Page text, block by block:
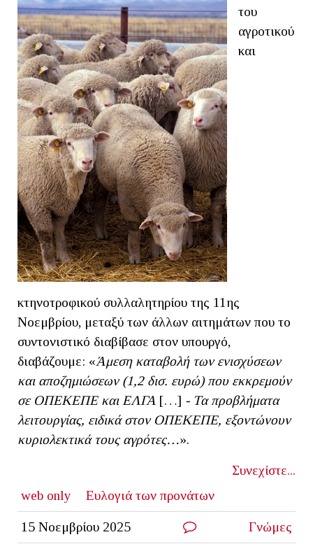
του
αγροτικού
και
κτηνοτροφικού συλλαλητηρίου της 11ης
Νοεμβρίου, μεταξύ των άλλων αιτημάτων που το
συντονιστικό διαβίβασε στον υπουργό,
διαβάζουμε: «Άμεση καταβολή των ενισχύσεων
και αποζημιώσεων (1,2 δισ. ευρώ) που εκκρεμούν
σε ΟΠΕΚΕΠΕ και ΕΛΓΑ […] - Τα προβλήματα
λειτουργίας, ειδικά στον ΟΠΕΚΕΠΕ, εξοντώνουν
κυριολεκτικά τους αγρότες…».
Συνεχίστε...
web only
Ευλογιά των προνάτων
15 Νοεμβρίου 2025 Γνώμες